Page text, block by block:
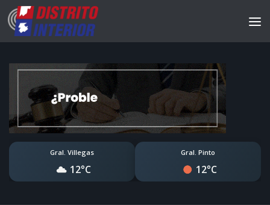
Gral. Villegas
12°C
Gral. Pinto
12°C